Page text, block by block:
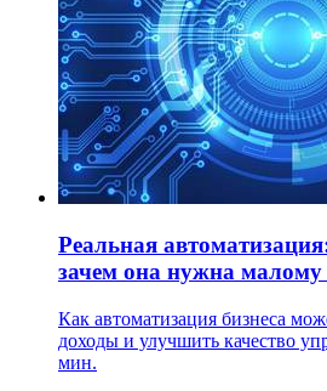
Реальная
зачем она нужна малому
Как автоматизация бизнеса
доходы и улучшить качество
мин.